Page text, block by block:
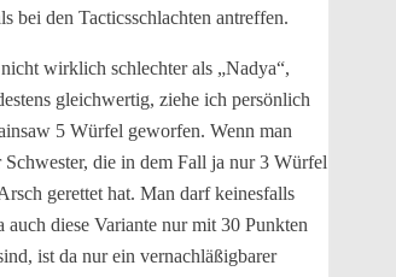
bei den Tacticsschlachten antreffen.
wirklich schlechter als „Nadya“,
gleichwertig, ziehe ich persönlich
5 Würfel geworfen. Wenn man
die in dem Fall ja nur 3 Würfel
gerettet hat. Man darf keinesfalls
diese Variante nur mit 30 Punkten
ist da nur ein vernachläßigbarer